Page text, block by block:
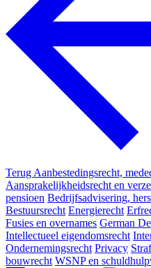
Terug Aanbestedingsrecht,
Aansprakelijkheidsrecht en
pensioen Bedrijfsadvisering,
Bestuursrecht Energierecht
Fusies en overnames German
Intellectueel eigendomsrecht
Ondernemingsrecht Privacy
bouwrecht WSNP en